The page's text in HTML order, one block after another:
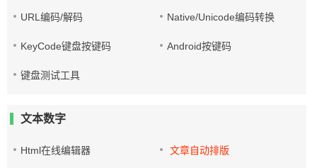
URL编码/解码 Native/Unicode编码转换
KeyCode键盘按键码 Android按键码
键盘测试工具
文本数字
Html在线编辑器 文章自动排版